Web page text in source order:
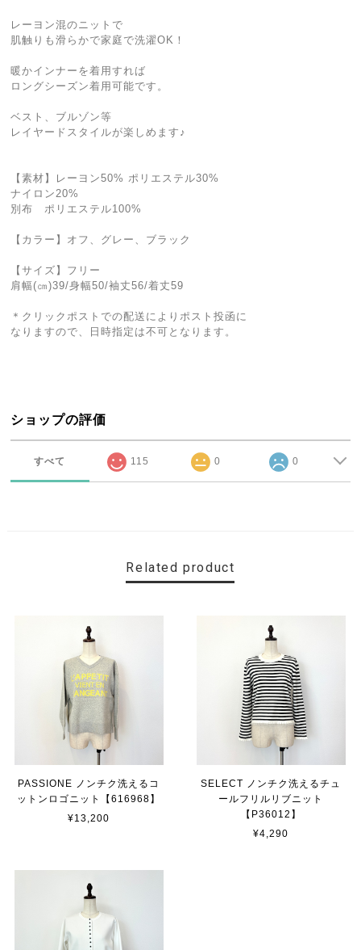
レーヨン混のニットで
肌触りも滑らかで家庭で洗濯OK！
暖かインナーを着用すれば
ロングシーズン着用可能です。
ベスト、ブルゾン等
レイヤードスタイルが楽しめます♪
【素材】レーヨン50% ポリエステル30%
ナイロン20%
別布 ポリエステル100%
【カラー】オフ、グレー、ブラック
【サイズ】フリー
肩幅(㎝)39/身幅50/袖丈56/着丈59
＊クリックポストでの配送によりポスト投函に
なりますので、日時指定は不可となります。
ショップの評価
すべて 115 0 0
Related product
PASSIONE ノンチク洗えるコ
ットンロゴニット【616968】
¥13,200
SELECT ノンチク洗えるチュ
ールフリルリブニット
【P36012】
¥4,290